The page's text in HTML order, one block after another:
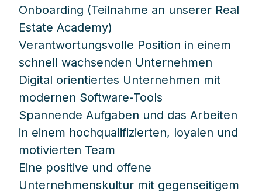
Onboarding (Teilnahme an unserer Real
Estate Academy)
Verantwortungsvolle Position in einem
schnell wachsenden Unternehmen
Digital orientiertes Unternehmen mit
modernen Software-Tools
Spannende Aufgaben und das Arbeiten
in einem hochqualifizierten, loyalen und
motivierten Team
Eine positive und offene
Unternehmenskultur mit gegenseitigem